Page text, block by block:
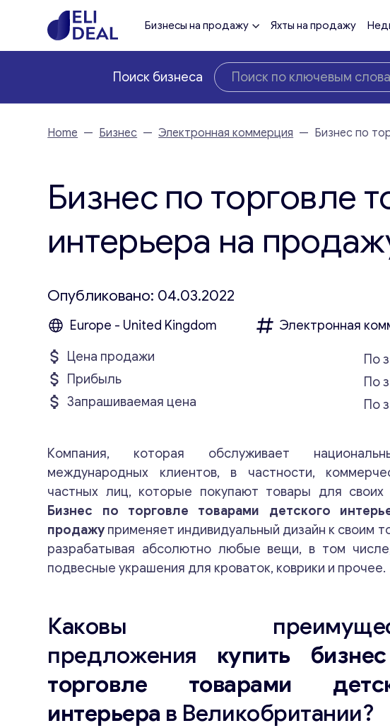
Бизнесы на продажу Яхты на продажу
Поиск бизнеса
Home — Бизнес — Электронная коммерция — Бизнес по
Бизнес по торговле
интерьера на
Опубликовано: 04.03.2022
Europe - United Kingdom
Электронная
Цена продажи
По
Прибыль
По
Запрашиваемая цена
По
Компания, которая обслуживает
международных клиентов, в частности,
частных лиц, которые покупают товары для своих
Бизнес по торговле товарами детского
продажу применяет индивидуальный дизайн к своим
разрабатывая абсолютно любые вещи, в том
подвесные украшения для кроваток, коврики и прочее.
Каковы
предложения купить
торговле товарами
интерьера в Великобритании?